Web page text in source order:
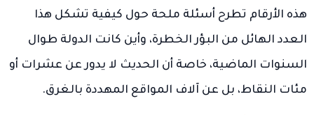
هذه الأرقام تطرح أسئلة ملحة حول كيفية تشكل هذا
العدد الهائل من البؤر الخطرة، وأين كانت الدولة طوال
السنوات الماضية، خاصة أن الحديث لا يدور عن عشرات أو
مئات النقاط، بل عن آلاف المواقع المهددة بالغرق.